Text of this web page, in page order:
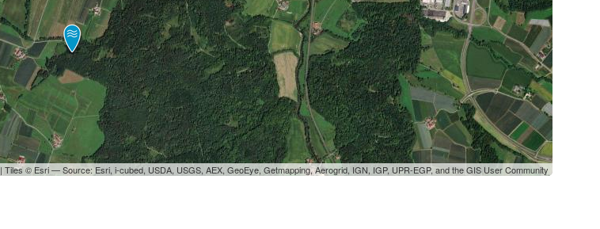
| Tiles © Esri — Source: Esri, i-cubed, USDA, USGS, AEX, GeoEye, Getmapping, Aerogrid, IGN, IGP, UPR-EGP, and the GIS User Community